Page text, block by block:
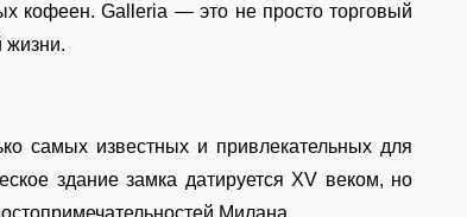
кофеен. Galleria — это не просто торговый
жизни.
самых известных и привлекательных для
здание замка датируется XV веком, но
Милана.